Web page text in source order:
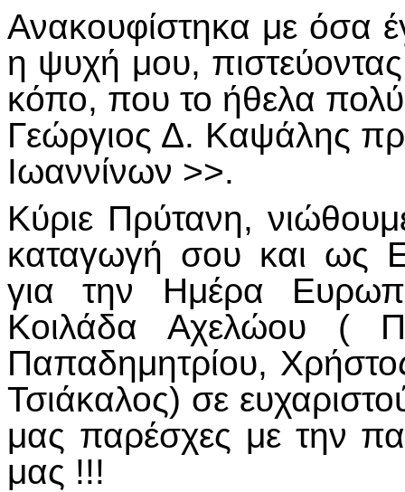
Ανακουφίστηκα με όσα
η ψυχή μου,
κόπο, που το ήθελα
Γεώργιος Δ. Καψάλης
Ιωαννίνων >>.
Κύριε Πρύτανη,
καταγωγή σου και ως
για την Ημέρα
Κοιλάδα Αχελώου (
Παπαδημητρίου,
Τσιάκαλος) σε
μας παρέσχες με την
μας !!!